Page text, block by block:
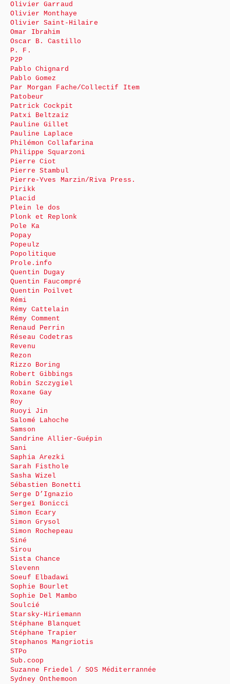
Olivier Garraud
Olivier Monthaye
Olivier Saint-Hilaire
Omar Ibrahim
Oscar B. Castillo
P. F.
P2P
Pablo Chignard
Pablo Gomez
Par Morgan Fache/Collectif Item
Patobeur
Patrick Cockpit
Patxi Beltzaiz
Pauline Gillet
Pauline Laplace
Philémon Collafarina
Philippe Squarzoni
Pierre Ciot
Pierre Stambul
Pierre-Yves Marzin/Riva Press.
Pirikk
Placid
Plein le dos
Plonk et Replonk
Pole Ka
Popay
Popeulz
Popolitique
Prole.info
Quentin Dugay
Quentin Faucompré
Quentin Poilvet
Rémi
Rémy Cattelain
Rémy Comment
Renaud Perrin
Réseau Codetras
Revenu
Rezon
Rizzo Boring
Robert Gibbings
Robin Szczygiel
Roxane Gay
Roy
Ruoyi Jin
Salomé Lahoche
Samson
Sandrine Allier-Guépin
Sani
Saphia Arezki
Sarah Fisthole
Sasha Wizel
Sébastien Bonetti
Serge D’Ignazio
Sergeï Bonicci
Simon Ecary
Simon Grysol
Simon Rochepeau
Siné
Sirou
Sista Chance
Slevenn
Soeuf Elbadawi
Sophie Bourlet
Sophie Del Mambo
Soulcié
Starsky-Hiriemann
Stéphane Blanquet
Stéphane Trapier
Stephanos Mangriotis
STPo
Sub.coop
Suzanne Friedel / SOS Méditerrannée
Sydney Onthemoon